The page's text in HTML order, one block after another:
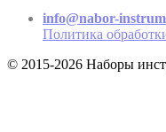
info@nabor-
Политика
© 2015-2026 Наборы